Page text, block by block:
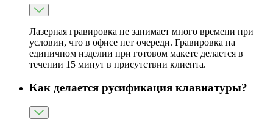
Лазерная гравировка не занимает много времени при
условии, что в офисе нет очереди. Гравировка на
единичном изделии при готовом макете делается в
течении 15 минут в присутствии клиента.
Как делается русификация клавиатуры?